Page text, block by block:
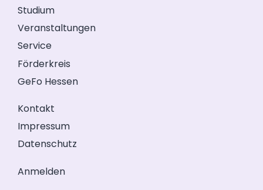
Studium
Veranstaltungen
Service
Förderkreis
GeFo Hessen
Kontakt
Impressum
Datenschutz
Anmelden